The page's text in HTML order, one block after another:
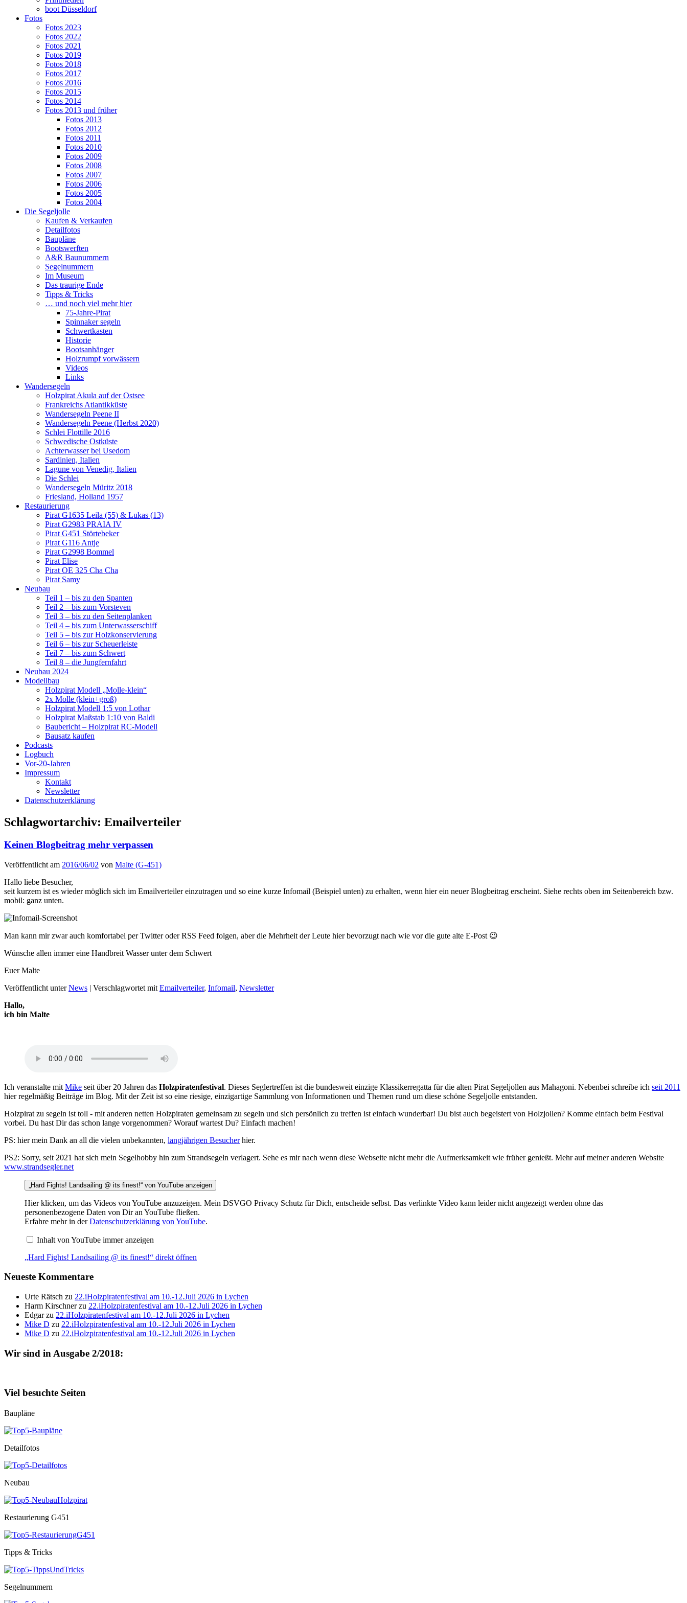
boot Düsseldorf
Fotos
Fotos 2023
Fotos 2022
Fotos 2021
Fotos 2019
Fotos 2018
Fotos 2017
Fotos 2016
Fotos 2015
Fotos 2014
Fotos 2013 und früher
Fotos 2013
Fotos 2012
Fotos 2011
Fotos 2010
Fotos 2009
Fotos 2008
Fotos 2007
Fotos 2006
Fotos 2005
Fotos 2004
Die Segeljolle
Kaufen & Verkaufen
Detailfotos
Baupläne
Bootswerften
A&R Baunummern
Segelnummern
Im Museum
Das traurige Ende
Tipps & Tricks
… und noch viel mehr hier
75-Jahre-Pirat
Spinnaker segeln
Schwertkasten
Historie
Bootsanhänger
Holzrumpf vorwässern
Videos
Links
Wandersegeln
Holzpirat Akula auf der Ostsee
Frankreichs Atlantikküste
Wandersegeln Peene II
Wandersegeln Peene (Herbst 2020)
Schlei Flottille 2016
Schwedische Ostküste
Achterwasser bei Usedom
Sardinien, Italien
Lagune von Venedig, Italien
Die Schlei
Wandersegeln Müritz 2018
Friesland, Holland 1957
Restaurierung
Pirat G1635 Leila (55) & Lukas (13)
Pirat G2983 PRAIA IV
Pirat G451 Störtebeker
Pirat G116 Antje
Pirat G2998 Bommel
Pirat Elise
Pirat OE 325 Cha Cha
Pirat Samy
Neubau
Teil 1 – bis zu den Spanten
Teil 2 – bis zum Vorsteven
Teil 3 – bis zu den Seitenplanken
Teil 4 – bis zum Unterwasserschiff
Teil 5 – bis zur Holzkonservierung
Teil 6 – bis zur Scheuerleiste
Teil 7 – bis zum Schwert
Teil 8 – die Jungfernfahrt
Neubau 2024
Modellbau
Holzpirat Modell „Molle-klein“
2x Molle (klein+groß)
Holzpirat Modell 1:5 von Lothar
Holzpirat Maßstab 1:10 von Baldi
Baubericht – Holzpirat RC-Modell
Bausatz kaufen
Podcasts
Logbuch
Vor-20-Jahren
Impressum
Kontakt
Newsletter
Datenschutzerklärung
Schlagwortarchiv: Emailverteiler
Keinen Blogbeitrag mehr verpassen
Veröffentlicht am 2016/06/02 von Malte (G-451)
Hallo liebe Besucher,
seit kurzem ist es wieder möglich sich im Emailverteiler einzutragen und so eine kurze Infomail (Beispiel unten) zu erhalten, wenn hier ein neuer Blogbeitrag erscheint. Siehe rechts oben im Seitenbereich bzw.
mobil: ganz unten.
Man kann mir zwar auch komfortabel per Twitter oder RSS Feed folgen, aber die Mehrheit der Leute hier bevorzugt nach wie vor die gute alte E-Post 😉
Wünsche allen immer eine Handbreit Wasser unter dem Schwert
Euer Malte
Veröffentlicht unter News | Verschlagwortet mit Emailverteiler, Infomail, Newsletter
Hallo,
ich bin Malte
Ich veranstalte mit Mike seit über 20 Jahren das Holzpiratenfestival. Dieses Seglertreffen ist die bundesweit einzige Klassikerregatta für die alten Pirat Segeljollen aus Mahagoni. Nebenbei schreibe ich seit 2011
hier regelmäßig Beiträge im Blog. Mit der Zeit ist so eine riesige, einzigartige Sammlung von Informationen und Themen rund um diese schöne Segeljolle entstanden.
Holzpirat zu segeln ist toll - mit anderen netten Holzpiraten gemeinsam zu segeln und sich persönlich zu treffen ist einfach wunderbar! Du bist auch begeistert von Holzjollen? Komme einfach beim Festival
vorbei. Du hast Dir das schon lange vorgenommen? Worauf wartest Du? Einfach machen!
PS: hier mein Dank an all die vielen unbekannten, langjährigen Besucherhier.
PS2: Sorry, seit 2021 hat sich mein Segelhobby hin zum Strandsegeln verlagert. Sehe es mir nach wenn diese Webseite nicht mehr die Aufmerksamkeit wie früher genießt. Mehr auf meiner anderen Website
www.strandsegler.net
„Hard Fights! Landsailing @ its finest!“ von YouTube anzeigen
Hier klicken, um das Videos von YouTube anzuzeigen. Mein DSVGO Privacy Schutz für Dich, entscheide selbst. Das verlinkte Video kann leider nicht angezeigt werden ohne das
personenbezogene Daten von Dir an YouTube fließen.
Erfahre mehr in derDatenschutzerklärung von YouTube.
Inhalt von YouTube immer anzeigen
„Hard Fights! Landsailing @ its finest!“ direkt öffnen
Neueste Kommentare
Urte Rätsch zu 22.iHolzpiratenfestival am 10.-12.Juli 2026 in Lychen
Harm Kirschnerzu 22.iHolzpiratenfestival am 10.-12.Juli 2026 in Lychen
Edgarzu 22.iHolzpiratenfestival am 10.-12.Juli 2026 in Lychen
Mike D zu 22.iHolzpiratenfestival am 10.-12.Juli 2026 in Lychen
Mike D zu 22.iHolzpiratenfestival am 10.-12.Juli 2026 in Lychen
Wir sind in Ausgabe 2/2018:
Viel besuchte Seiten
Baupläne
Detailfotos
Neubau
Restaurierung G451
Tipps & Tricks
Segelnummern